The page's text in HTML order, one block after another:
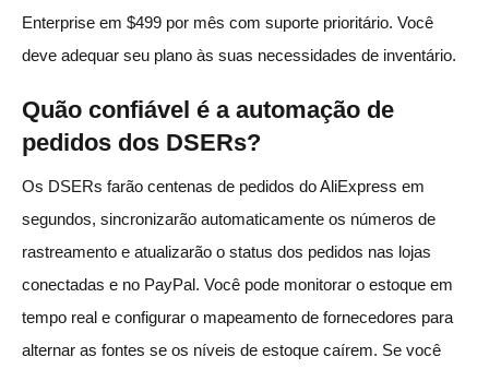
Enterprise em $499 por mês com suporte prioritário. Você
deve adequar seu plano às suas necessidades de inventário.
Quão confiável é a automação de
pedidos dos DSERs?
Os DSERs farão centenas de pedidos do AliExpress em
segundos, sincronizarão automaticamente os números de
rastreamento e atualizarão o status dos pedidos nas lojas
conectadas e no PayPal. Você pode monitorar o estoque em
tempo real e configurar o mapeamento de fornecedores para
alternar as fontes se os níveis de estoque caírem. Se você